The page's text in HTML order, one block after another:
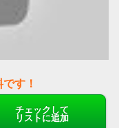
す！
チェックして
リストに追加